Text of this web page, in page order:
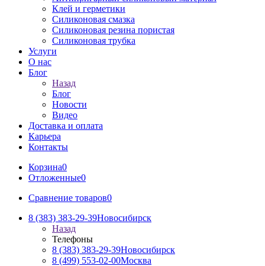
Клей и герметики
Силиконовая смазка
Силиконовая резина пористая
Силиконовая трубка
Услуги
О нас
Блог
Назад
Блог
Новости
Видео
Доставка и оплата
Карьера
Контакты
Корзина0
Отложенные0
Сравнение товаров0
8 (383) 383-29-39Новосибирск
Назад
Телефоны
8 (383) 383-29-39Новосибирск
8 (499) 553-02-00Москва